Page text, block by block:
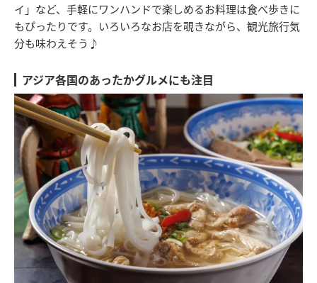
イ」など、手軽にワンハンドで楽しめるお料理は食べ歩きに
もぴったりです。いろいろなお店を覗きながら、観光旅行気
分も味わえそう♪
アジア各国のあったかグルメにも注目